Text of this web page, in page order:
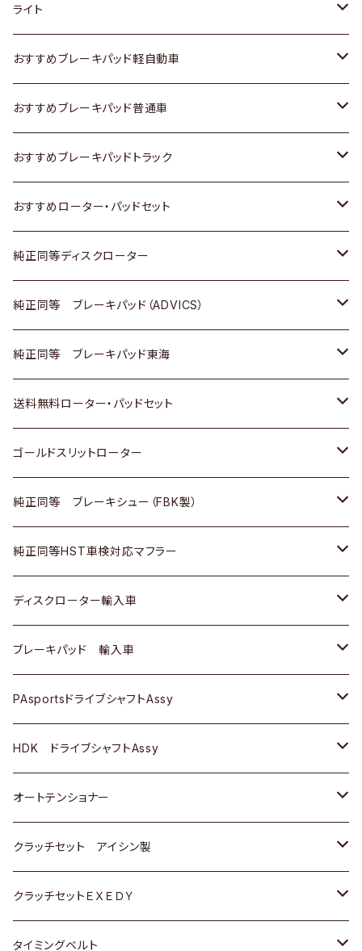
ホンダ
スズキ
日産
いすゞ
ダイハツ
マツダ
三菱
スバル
日野
三菱ふそう
ＢＭＷ
トヨタ
ホンダ
スズキ
日産
いすゞ
ダイハツ
マツダ
三菱
日野
三菱ふそう
ライト
トヨタ
スズキ
日産
いすゞ
ダイハツ
三菱
日野
三菱ふそう
その他
おすすめブレーキパッド軽自動車
トヨタ
ホンダ
スズキ
日産
ダイハツ
マツダ
三菱
スバル
おすすめブレーキパッド普通車
トヨタ
ホンダ
スズキ
日産
いすゞ
ダイハツ
マツダ
三菱
スバル
おすすめブレーキパッドトラック
トヨタ
日産
いすゞ
ダイハツ
マツダ
三菱
おすすめローター・パッドセット
トヨタ
ホンダ
スズキ
日産
ダイハツ
マツダ
三菱
スバル
純正同等ディスクローター
トヨタ
ホンダ
スズキ
日産
いすゞ
ダイハツ
マツダ
三菱
スバル
ＢＥＮＺ
純正同等 ブレーキパッド（ADVICS）
トヨタ
ホンダ
スズキ
日産
ダイハツ
マツダ
三菱
スバル
純正同等 ブレーキパッド東海
トヨタ
ホンダ
日産
いすゞ
ダイハツ
マツダ
三菱
スバル
送料無料ローター・パッドセット
トヨタ
ホンダ
スズキ
日産
ダイハツ
マツダ
三菱
スバル
ゴールドスリットローター
トヨタ
ホンダ
スズキ
日産
ダイハツ
マツダ
三菱
スバル
純正同等 ブレーキシュー（FBK製）
ホンダ
スズキ
日産
ダイハツ
マツダ
三菱
スバル
純正同等HST車検対応マフラー
トヨタ
ホンダ
スズキ
日産
いすゞ
ダイハツ
マツダ
三菱
ディスクローター輸入車
ＡＵＤＩ
ＢＥＮＺ
ＢＭＷ
GOLF
ＷＡＧＥＮ
アストロ（シボレー）
クライスラー
ブレーキパッド 輸入車
ＢＥＮＺ
ＢＭＷ
ＷＡＧＥＮ
ＶＯＬＶＯ
PAsportsドライブシャフトAssy
トヨタ
ホンダ
スズキ
日産
ダイハツ
HDK ドライブシャフトAssy
スズキ
ダイハツ
日産
ホンダ
オートテンショナー
トヨタ
クラッチセット アイシン製
ホンダ
スズキ
クラッチセットＥＸＥＤＹ
ホンダ
タイミングベルト